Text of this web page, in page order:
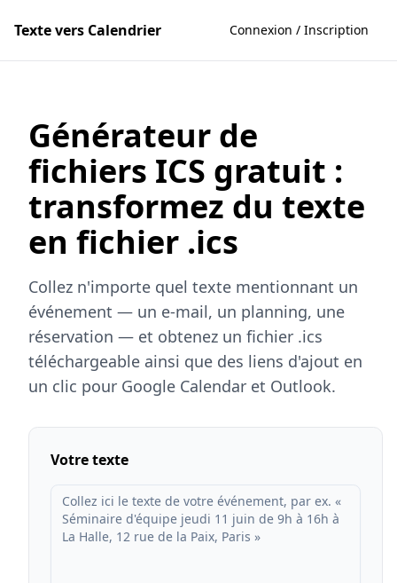
Texte vers Calendrier Connexion / Inscription
Générateur de
fichiers ICS gratuit :
transformez du texte
en fichier .ics
Collez n'importe quel texte mentionnant un
événement — un e-mail, un planning, une
réservation — et obtenez un fichier .ics
téléchargeable ainsi que des liens d'ajout en
un clic pour Google Calendar et Outlook.
Votre texte